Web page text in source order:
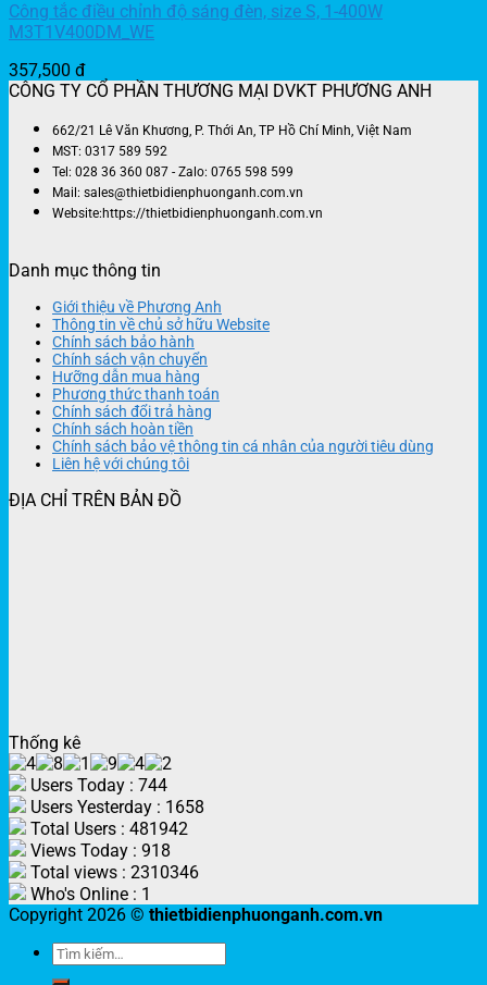
Công tắc điều chỉnh độ sáng đèn, size S, 1-400W
M3T1V400DM_WE
357,500 đ
CÔNG TY CỔ PHẦN THƯƠNG MẠI DVKT PHƯƠNG ANH
662/21 Lê Văn Khương, P. Thới An, TP Hồ Chí Minh, Việt Nam
MST: 0317 589 592
Tel: 028 36 360 087 - Zalo: 0765 598 599
Mail: sales@thietbidienphuonganh.com.vn
Website:https://thietbidienphuonganh.com.vn
Danh mục thông tin
Giới thiệu về Phương Anh
Thông tin về chủ sở hữu Website
Chính sách bảo hành
Chính sách vận chuyển
Hưỡng dẫn mua hàng
Phương thức thanh toán
Chính sách đổi trả hàng
Chính sách hoàn tiền
Chính sách bảo vệ thông tin cá nhân của người tiêu dùng
Liên hệ với chúng tôi
ĐỊA CHỈ TRÊN BẢN ĐỒ
Thống kê
Users Today : 744
Users Yesterday : 1658
Total Users : 481942
Views Today : 918
Total views : 2310346
Who's Online : 1
Copyright 2026 © thietbidienphuonganh.com.vn